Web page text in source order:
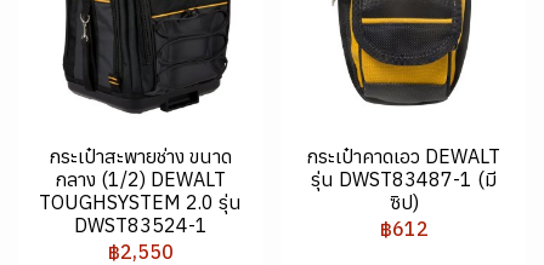
กระเป๋าสะพายช่าง ขนาด
กลาง (1/2) DEWALT
TOUGHSYSTEM 2.0 รุ่น
DWST83524-1
฿2,550
กระเป๋าคาดเอว DEWALT
รุ่น DWST83487-1 (มี
ซิป)
฿612